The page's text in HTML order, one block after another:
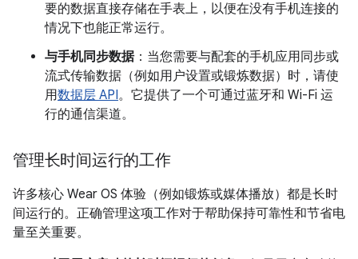
要的数据直接存储在手表上，以便在没有手机连接的
情况下也能正常运行。
与手机同步数据：当您需要与配套的手机应用同步或
流式传输数据（例如用户设置或锻炼数据）时，请使
用数据层 API。它提供了一个可通过蓝牙和 Wi-Fi 运
行的通信渠道。
管理长时间运行的工作
许多核心 Wear OS 体验（例如锻炼或媒体播放）都是长时
间运行的。正确管理这项工作对于帮助保持可靠性和节省电
量至关重要。